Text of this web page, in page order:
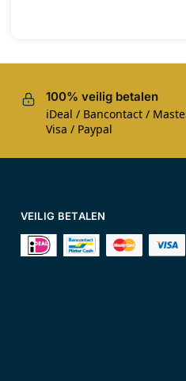
100% veilig betalen
iDeal / Bancontact /
Visa / Paypal
VEILIG BETALEN